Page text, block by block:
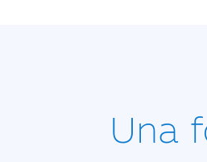
Una